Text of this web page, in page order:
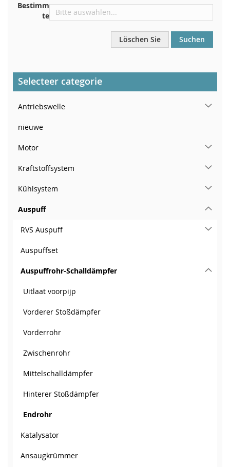
Bestimm
te
Löschen Sie Suchen
Selecteer categorie
Antriebswelle
nieuwe
Motor
Kraftstoffsystem
Kühlsystem
Auspuff
RVS Auspuff
Auspuffset
Auspuffrohr-Schalldämpfer
Uitlaat voorpijp
Vorderer Stoßdämpfer
Vorderrohr
Zwischenrohr
Mittelschalldämpfer
Hinterer Stoßdämpfer
Endrohr
Katalysator
Ansaugkrümmer